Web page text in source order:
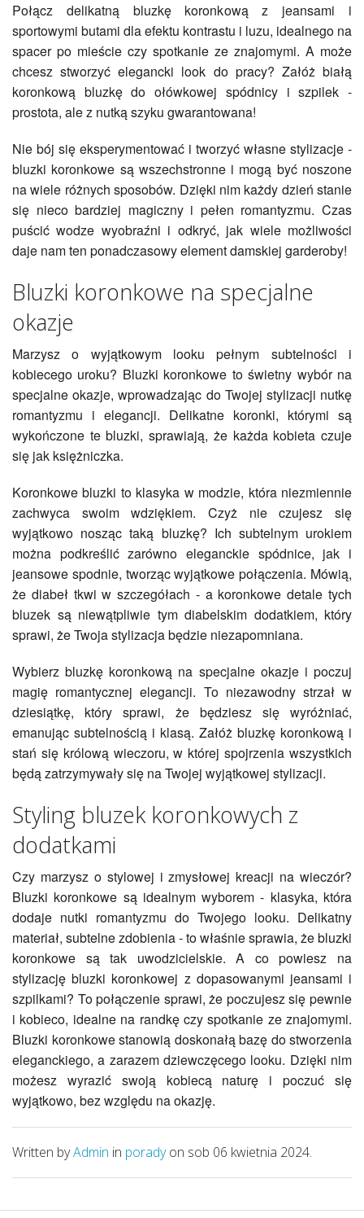
Połącz delikatną bluzkę koronkową z jeansami i
sportowymi butami dla efektu kontrastu i luzu, idealnego na
spacer po mieście czy spotkanie ze znajomymi. A może
chcesz stworzyć elegancki look do pracy? Załóż białą
koronkową bluzkę do ołówkowej spódnicy i szpilek -
prostota, ale z nutką szyku gwarantowana!
Nie bój się eksperymentować i tworzyć własne stylizacje -
bluzki koronkowe są wszechstronne i mogą być noszone
na wiele różnych sposobów. Dzięki nim każdy dzień stanie
się nieco bardziej magiczny i pełen romantyzmu. Czas
puścić wodze wyobraźni i odkryć, jak wiele możliwości
daje nam ten ponadczasowy element damskiej garderoby!
Bluzki koronkowe na specjalne
okazje
Marzysz o wyjątkowym looku pełnym subtelności i
kobiecego uroku? Bluzki koronkowe to świetny wybór na
specjalne okazje, wprowadzając do Twojej stylizacji nutkę
romantyzmu i elegancji. Delikatne koronki, którymi są
wykończone te bluzki, sprawiają, że każda kobieta czuje
się jak księżniczka.
Koronkowe bluzki to klasyka w modzie, która niezmiennie
zachwyca swoim wdziękiem. Czyż nie czujesz się
wyjątkowo nosząc taką bluzkę? Ich subtelnym urokiem
można podkreślić zarówno eleganckie spódnice, jak i
jeansowe spodnie, tworząc wyjątkowe połączenia. Mówią,
że diabeł tkwi w szczegółach - a koronkowe detale tych
bluzek są niewątpliwie tym diabelskim dodatkiem, który
sprawi, że Twoja stylizacja będzie niezapomniana.
Wybierz bluzkę koronkową na specjalne okazje i poczuj
magię romantycznej elegancji. To niezawodny strzał w
dziesiątkę, który sprawi, że będziesz się wyróżniać,
emanując subtelnością i klasą. Załóż bluzkę koronkową i
stań się królową wieczoru, w której spojrzenia wszystkich
będą zatrzymywały się na Twojej wyjątkowej stylizacji.
Styling bluzek koronkowych z
dodatkami
Czy marzysz o stylowej i zmysłowej kreacji na wieczór?
Bluzki koronkowe są idealnym wyborem - klasyka, która
dodaje nutki romantyzmu do Twojego looku. Delikatny
materiał, subtelne zdobienia - to właśnie sprawia, że bluzki
koronkowe są tak uwodzicielskie. A co powiesz na
stylizację bluzki koronkowej z dopasowanymi jeansami i
szpilkami? To połączenie sprawi, że poczujesz się pewnie
i kobieco, idealne na randkę czy spotkanie ze znajomymi.
Bluzki koronkowe stanowią doskonałą bazę do stworzenia
eleganckiego, a zarazem dziewczęcego looku. Dzięki nim
możesz wyrazić swoją kobiecą naturę i poczuć się
wyjątkowo, bez względu na okazję.
Written byAdmin in poradyon sob 06 kwietnia 2024.